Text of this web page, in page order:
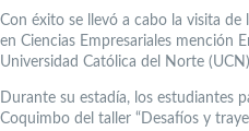
Con éxito se llevó a cabo la visita
en Ciencias Empresariales mención
Universidad Católica del Norte
Durante su estadía, los estudiantes
Coquimbo del taller “Desafíos y